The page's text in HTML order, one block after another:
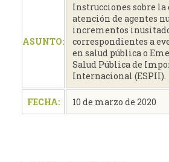
ASUNTO:
Instrucciones sobre la
atención de agentes
incrementos
correspondientes a
en salud pública o
Salud Pública de
Internacional (ESPII).
FECHA: 10 de marzo de 2020